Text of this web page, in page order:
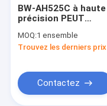
BW-AH525C à haute
précision PEUT
système de
référence AHRS
MOQ:1 ensemble
Trouvez les derniers prix
Contactez